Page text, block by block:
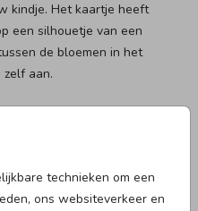
technieken om een
ons websiteverkeer en
kindje. Het kaartje heeft
een silhouetje van een
de bloemen in het
aan.